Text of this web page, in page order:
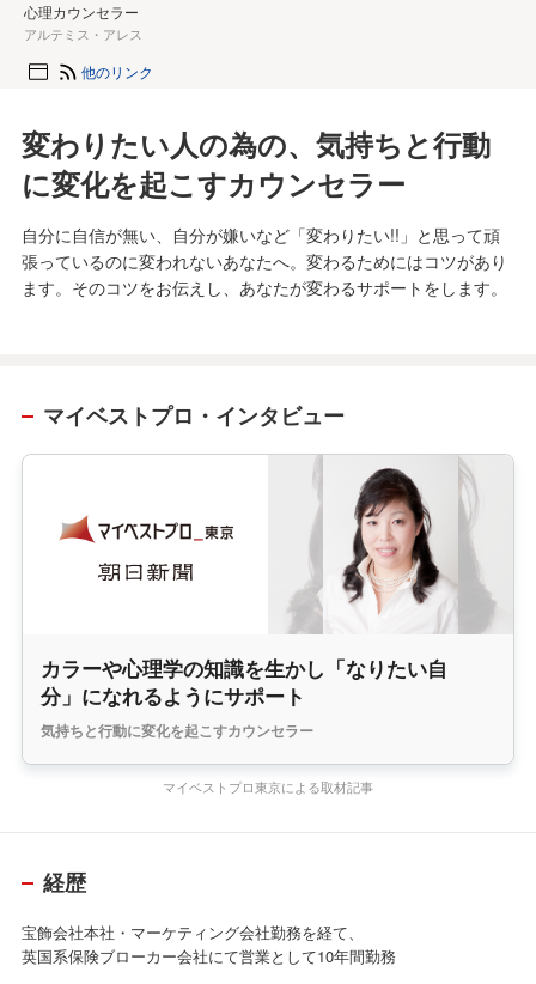
心理カウンセラー
アルテミス・アレス
他のリンク
変わりたい人の為の、気持ちと行動
に変化を起こすカウンセラー
自分に自信が無い、自分が嫌いなど「変わりたい!!」と思って頑
張っているのに変われないあなたへ。変わるためにはコツがあり
ます。そのコツをお伝えし、あなたが変わるサポートをします。
マイベストプロ・インタビュー
カラーや心理学の知識を生かし「なりたい自
分」になれるようにサポート
気持ちと行動に変化を起こすカウンセラー
マイベストプロ東京による取材記事
経歴
宝飾会社本社・マーケティング会社勤務を経て、
英国系保険ブローカー会社にて営業として10年間勤務